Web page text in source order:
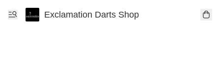
Exclamation Darts Shop